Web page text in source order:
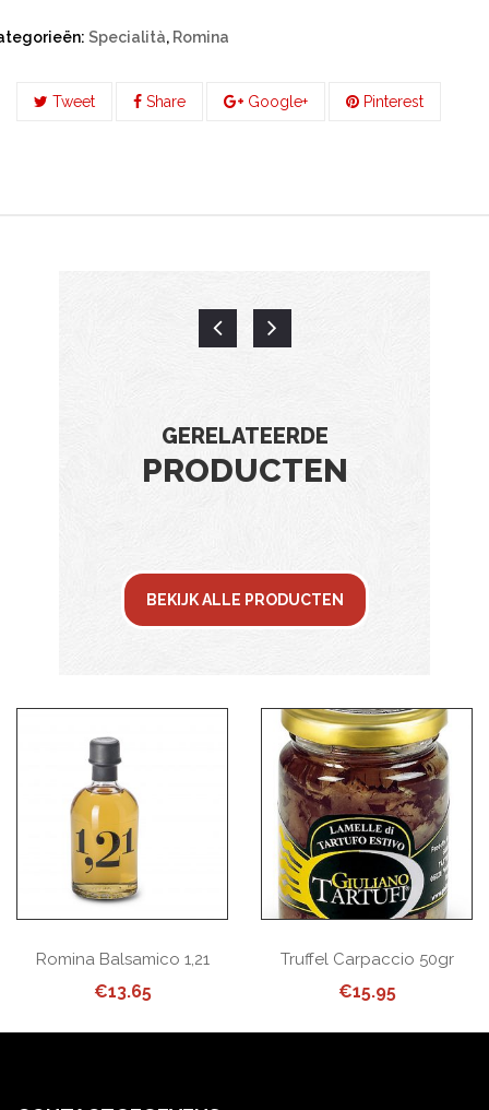
Specialità, Romina
Tweet Share Google+ Pinterest
GERELATEERDE
PRODUCTEN
BEKIJK ALLE PRODUCTEN
Romina Balsamico 1,21
Bianco 250ml
€13.65
Truffel Carpaccio 50gr
€15.95